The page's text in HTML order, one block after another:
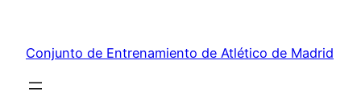
contenido
Conjunto de Entrenamiento de Atlético de Madrid